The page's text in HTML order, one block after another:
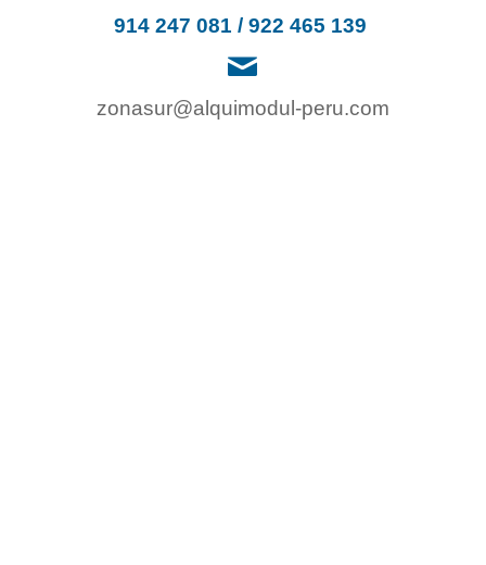
914 247 081 /922 465 139
zonasur@alquimodul-peru.com